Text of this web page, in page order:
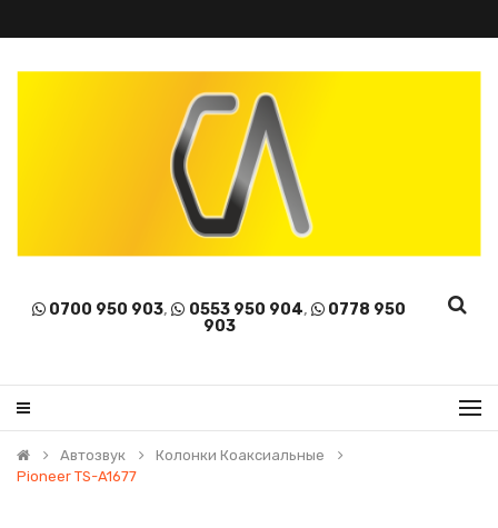
0700 950 903, 0553 950 904,
0778 950
903
Автозвук
Колонки Коаксиальные
Pioneer TS-A1677